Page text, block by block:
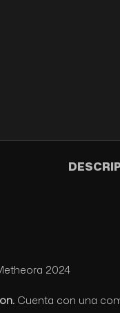
2024
Cuenta con una